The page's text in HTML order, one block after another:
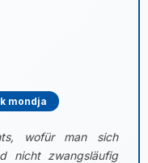
mondja
wofür man sich
nicht zwangsläufig